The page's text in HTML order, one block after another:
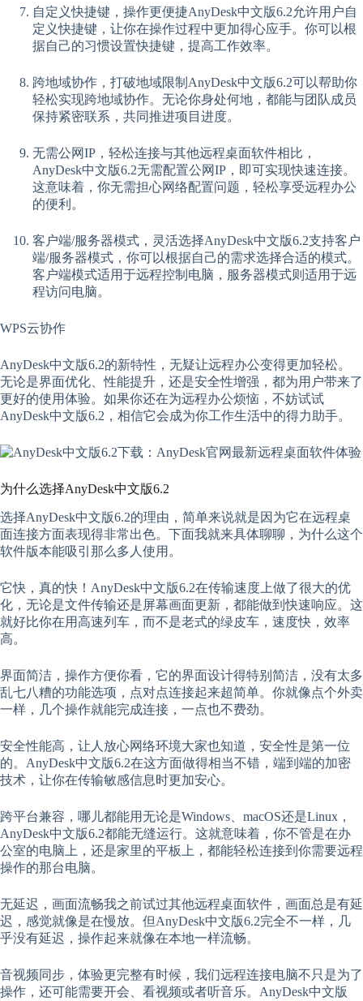
自定义快捷键，操作更便捷AnyDesk中文版6.2允许用户自
定义快捷键，让你在操作过程中更加得心应手。你可以根
据自己的习惯设置快捷键，提高工作效率。
跨地域协作，打破地域限制AnyDesk中文版6.2可以帮助你
轻松实现跨地域协作。无论你身处何地，都能与团队成员
保持紧密联系，共同推进项目进度。
无需公网IP，轻松连接与其他远程桌面软件相比，
AnyDesk中文版6.2无需配置公网IP，即可实现快速连接。
这意味着，你无需担心网络配置问题，轻松享受远程办公
的便利。
客户端/服务器模式，灵活选择AnyDesk中文版6.2支持客户
端/服务器模式，你可以根据自己的需求选择合适的模式。
客户端模式适用于远程控制电脑，服务器模式则适用于远
程访问电脑。
WPS云协作
AnyDesk中文版6.2的新特性，无疑让远程办公变得更加轻松。
无论是界面优化、性能提升，还是安全性增强，都为用户带来了
更好的使用体验。如果你还在为远程办公烦恼，不妨试试
AnyDesk中文版6.2，相信它会成为你工作生活中的得力助手。
为什么选择AnyDesk中文版6.2
选择AnyDesk中文版6.2的理由，简单来说就是因为它在远程桌
面连接方面表现得非常出色。下面我就来具体聊聊，为什么这个
软件版本能吸引那么多人使用。
它快，真的快！AnyDesk中文版6.2在传输速度上做了很大的优
化，无论是文件传输还是屏幕画面更新，都能做到快速响应。这
就好比你在用高速列车，而不是老式的绿皮车，速度快，效率
高。
界面简洁，操作方便你看，它的界面设计得特别简洁，没有太多
乱七八糟的功能选项，点对点连接起来超简单。你就像点个外卖
一样，几个操作就能完成连接，一点也不费劲。
安全性能高，让人放心网络环境大家也知道，安全性是第一位
的。AnyDesk中文版6.2在这方面做得相当不错，端到端的加密
技术，让你在传输敏感信息时更加安心。
跨平台兼容，哪儿都能用无论是Windows、macOS还是Linux，
AnyDesk中文版6.2都能无缝运行。这就意味着，你不管是在办
公室的电脑上，还是家里的平板上，都能轻松连接到你需要远程
操作的那台电脑。
无延迟，画面流畅我之前试过其他远程桌面软件，画面总是有延
迟，感觉就像是在慢放。但AnyDesk中文版6.2完全不一样，几
乎没有延迟，操作起来就像在本地一样流畅。
音视频同步，体验更完整有时候，我们远程连接电脑不只是为了
操作，还可能需要开会、看视频或者听音乐。AnyDesk中文版